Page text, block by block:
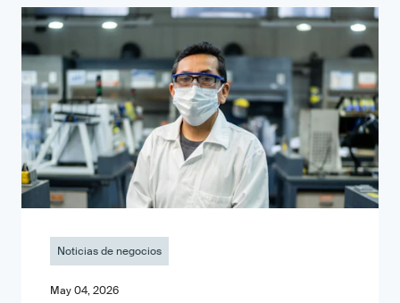
Noticias de negocios
May 04, 2026